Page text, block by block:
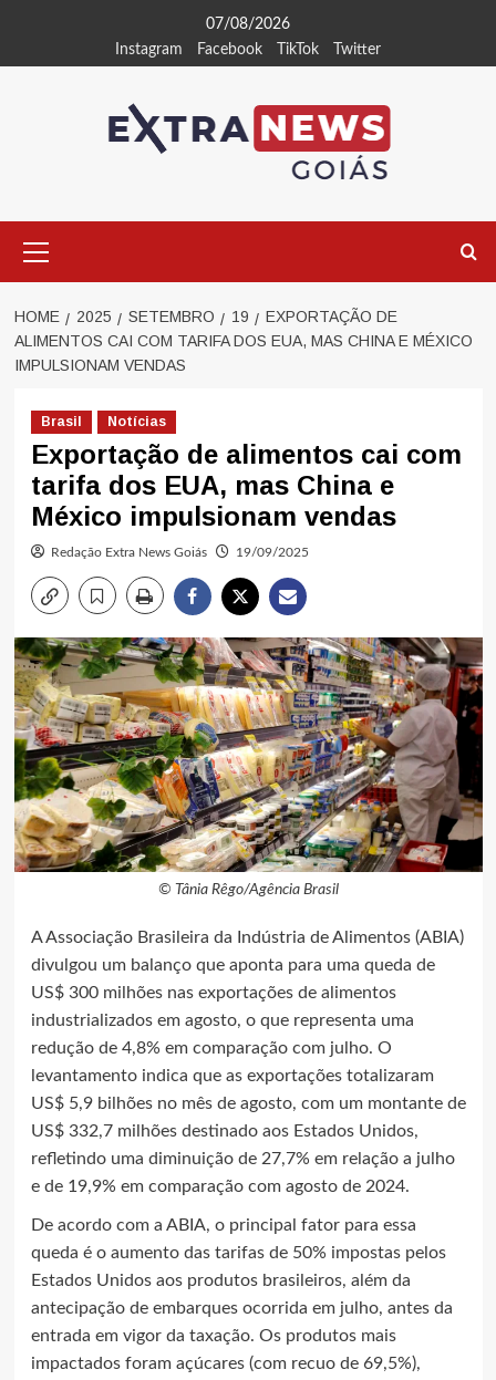
07/08/2026
Instagram
Facebook TikTok Twitter
Menu
HOME 2025 SETEMBRO 19
EXPORTAÇÃO DE
ALIMENTOS CAI COM TARIFA DOS EUA, MAS CHINA E MÉXICO
IMPULSIONAM VENDAS
Brasil Notícias
Exportação de alimentos cai com
tarifa dos EUA, mas China e
México impulsionam vendas
Redação Extra News Goiás 19/09/2025
© Tânia Rêgo/Agência Brasil
A Associação Brasileira da Indústria de Alimentos (ABIA)
divulgou um balanço que aponta para uma queda de
US$ 300 milhões nas exportações de alimentos
industrializados em agosto, o que representa uma
redução de 4,8% em comparação com julho. O
levantamento indica que as exportações totalizaram
US$ 5,9 bilhões no mês de agosto, com um montante de
US$ 332,7 milhões destinado aos Estados Unidos,
refletindo uma diminuição de 27,7% em relação a julho
e de 19,9% em comparação com agosto de 2024.
De acordo com a ABIA, o principal fator para essa
queda é o aumento das tarifas de 50% impostas pelos
Estados Unidos aos produtos brasileiros, além da
antecipação de embarques ocorrida em julho, antes da
entrada em vigor da taxação. Os produtos mais
impactados foram açúcares (com recuo de 69,5%),